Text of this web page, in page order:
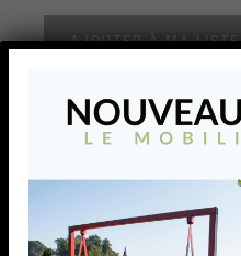
AJOUTER À MA LISTE